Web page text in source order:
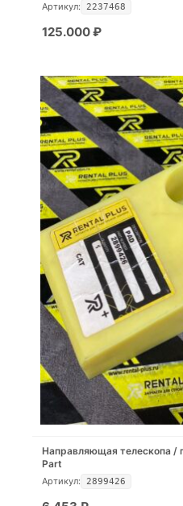
Артикул: 2237468
125.000₽
Направляющая телескопа /
Part
Артикул: 2899426